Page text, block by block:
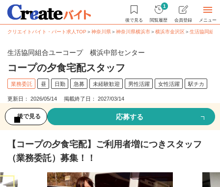
後で見る
1
閲覧履歴 会員登録 メニュー
クリエイトバイト・パート求人TOP ＞神奈川県＞神奈川県横浜市＞横浜市金沢区＞生活協同組
生活協同組合ユーコープ 横浜中部センター
コープの夕食宅配スタッフ
業務委託 昼 日勤 急募 未経験歓迎 男性活躍 女性活躍 駅チカ
更新日： 2026/05/14 掲載終了日： 2027/03/14
後で見る 応募する
【コープの夕食宅配】ご利用者増につきスタッフ
（業務委託）募集！！